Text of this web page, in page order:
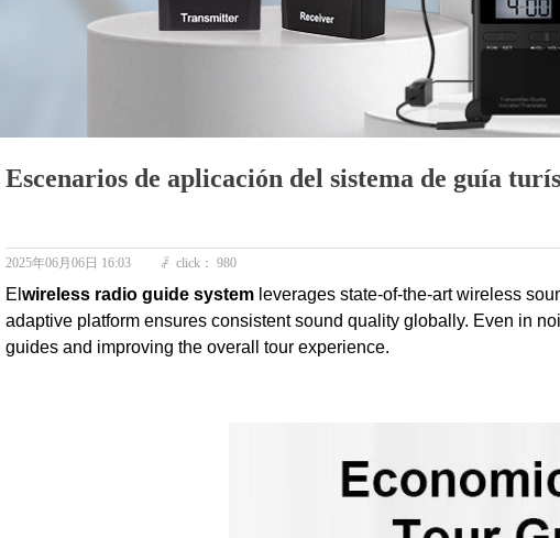
Escenarios de aplicación del sistema de guía
2025年06月06日 16:03 ꄘ click： 980